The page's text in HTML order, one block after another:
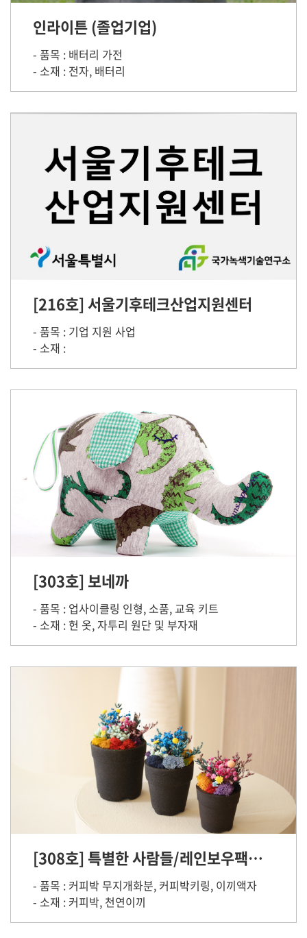
인라이튼 (졸업기업)
- 품목 : 배터리 가전
- 소재 : 전자, 배터리
[216호] 서울기후테크산업지원센터
- 품목 : 기업 지원 사업
- 소재 :
[303호] 보네까
- 품목 : 업사이클링 인형, 소품, 교육 키트
- 소재 : 헌 옷, 자투리 원단 및 부자재
[308호] 특별한 사람들/레인보우팩토리
- 품목 : 커피박 무지개화분, 커피박키링, 이끼액자
- 소재 : 커피박, 천연이끼